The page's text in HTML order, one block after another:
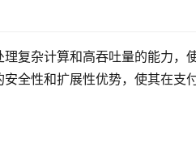
复杂计算和高吞吐量的能力，
全性和扩展性优势，使其在支